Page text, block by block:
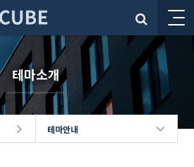
테마소개
테마안내